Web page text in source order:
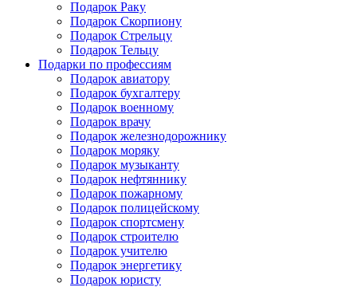
Подарок Раку
Подарок Скорпиону
Подарок Стрельцу
Подарок Тельцу
Подарки по профессиям
Подарок авиатору
Подарок бухгалтеру
Подарок военному
Подарок врачу
Подарок железнодорожнику
Подарок моряку
Подарок музыканту
Подарок нефтяннику
Подарок пожарному
Подарок полицейскому
Подарок спортсмену
Подарок строителю
Подарок учителю
Подарок энергетику
Подарок юристу